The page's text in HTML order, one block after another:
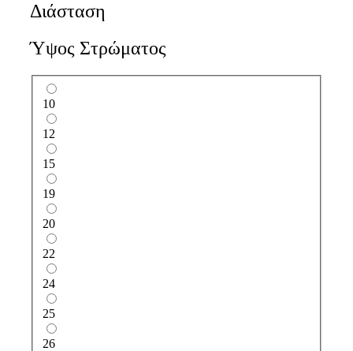
Διάσταση
Ύψος Στρώματος
10
12
15
19
20
22
24
25
26